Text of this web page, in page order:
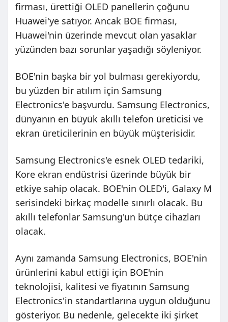
firması, ürettiği OLED panellerin çoğunu
Huawei'ye satıyor. Ancak BOE firması,
Huawei'nin üzerinde mevcut olan yasaklar
yüzünden bazı sorunlar yaşadığı söyleniyor.
BOE'nin başka bir yol bulması gerekiyordu,
bu yüzden bir atılım için Samsung
Electronics'e başvurdu. Samsung Electronics,
dünyanın en büyük akıllı telefon üreticisi ve
ekran üreticilerinin en büyük müşterisidir.
Samsung Electronics'e esnek OLED tedariki,
Kore ekran endüstrisi üzerinde büyük bir
etkiye sahip olacak. BOE'nin OLED'i, Galaxy M
serisindeki birkaç modelle sınırlı olacak. Bu
akıllı telefonlar Samsung'un bütçe cihazları
olacak.
Aynı zamanda Samsung Electronics, BOE'nin
ürünlerini kabul ettiği için BOE'nin
teknolojisi, kalitesi ve fiyatının Samsung
Electronics'in standartlarına uygun olduğunu
gösteriyor. Bu nedenle, gelecekte iki şirket